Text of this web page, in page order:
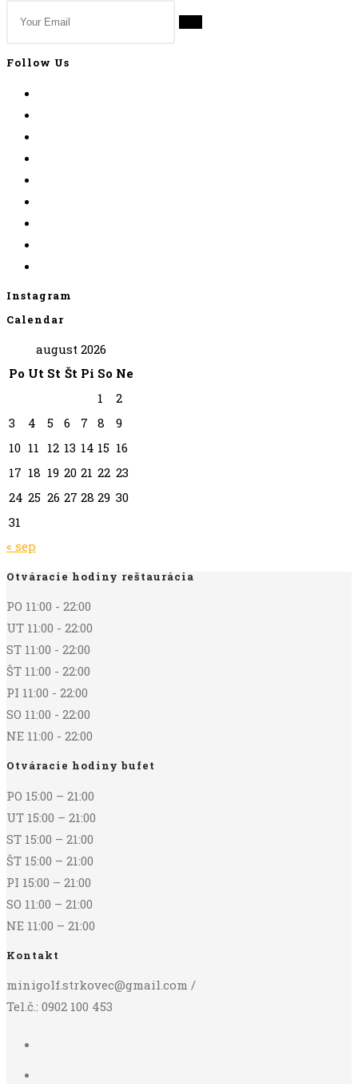
Follow Us
Instagram
Calendar
august 2026
Po Ut St Št Pi So Ne
1
2
3
4 5 6 7 8
9
10 11 12 13 14 15 16
17 18 19 20 21 22 23
24 25 26 27 28 29 30
31
« sep
Otváracie hodiny reštaurácia
PO 11:00 - 22:00
UT 11:00 - 22:00
ST 11:00 - 22:00
ŠT 11:00 - 22:00
PI 11:00 - 22:00
SO 11:00 - 22:00
NE 11:00 - 22:00
Otváracie hodiny bufet
PO 15:00 – 21:00
UT 15:00 – 21:00
ST 15:00 – 21:00
ŠT 15:00 – 21:00
PI 15:00 – 21:00
SO 11:00 – 21:00
NE 11:00 – 21:00
Kontakt
minigolf.strkovec@gmail.com /
Tel.č.: 0902 100 453